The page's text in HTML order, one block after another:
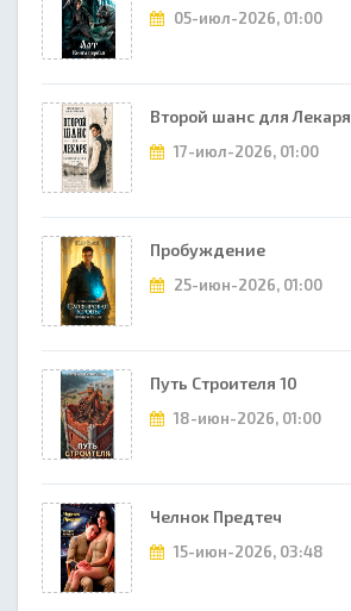
05-июл-2026, 01:00
Второй шанс для Лекаря
17-июл-2026, 01:00
Пробуждение
25-июн-2026, 01:00
Путь Строителя 10
18-июн-2026, 01:00
Челнок Предтеч
15-июн-2026, 03:48